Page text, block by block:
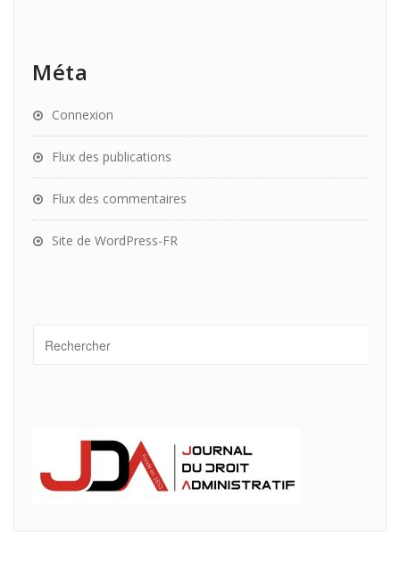
Méta
Connexion
Flux des publications
Flux des commentaires
Site de WordPress-FR